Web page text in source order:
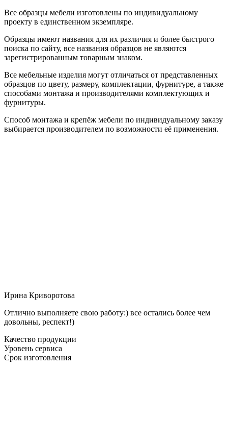
Все образцы мебели изготовлены по индивидуальному
проекту в единственном экземпляре.
Образцы имеют названия для их различия и более быстрого
поиска по сайту, все названия образцов не являются
зарегистрированным товарным знаком.
Все мебельные изделия могут отличаться от представленных
образцов по цвету, размеру, комплектации, фурнитуре, а также
способами монтажа и производителями комплектующих и
фурнитуры.
Способ монтажа и крепёж мебели по индивидуальному заказу
выбирается производителем по возможности её применения.
Ирина Криворотова
Отлично выполняете свою работу:) все остались более чем
довольны, респект!)
Качество продукции
Уровень сервиса
Срок изготовления